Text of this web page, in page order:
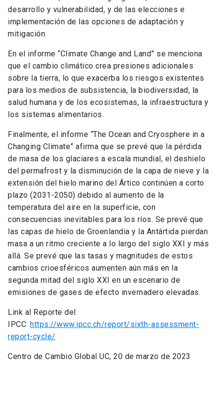
desarrollo y vulnerabilidad, y de las elecciones e
implementación de las opciones de adaptación y
mitigación.
En el informe “Climate Change and Land” se menciona
que el cambio climático crea presiones adicionales
sobre la tierra, lo que exacerba los riesgos existentes
para los medios de subsistencia, la biodiversidad, la
salud humana y de los ecosistemas, la infraestructura y
los sistemas alimentarios.
Finalmente, el informe “The Ocean and Cryosphere in a
Changing Climate” afirma que se prevé que la pérdida
de masa de los glaciares a escala mundial, el deshielo
del permafrost y la disminución de la capa de nieve y la
extensión del hielo marino del Ártico continúen a corto
plazo (2031-2050) debido al aumento de la
temperatura del aire en la superficie, con
consecuencias inevitables para los ríos. Se prevé que
las capas de hielo de Groenlandia y la Antártida pierdan
masa a un ritmo creciente a lo largo del siglo XXI y más
allá. Se prevé que las tasas y magnitudes de estos
cambios crioesféricos aumenten aún más en la
segunda mitad del siglo XXI en un escenario de
emisiones de gases de efecto invernadero elevadas.
Link al Reporte del
IPCC: https://www.ipcc.ch/report/sixth-assessment-
report-cycle/
Centro de Cambio Global UC, 20 de marzo de 2023